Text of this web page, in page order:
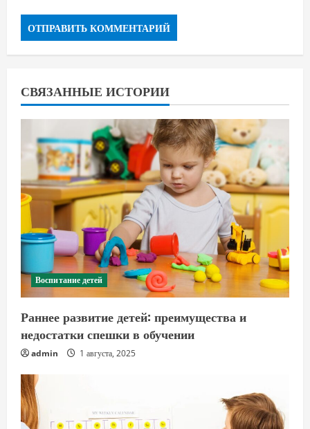
СВЯЗАННЫЕ ИСТОРИИ
Воспитание детей
Раннее развитие детей: преимущества и
недостатки спешки в обучении
admin 1 августа, 2025